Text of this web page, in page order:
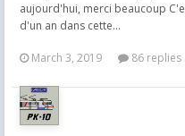
aujourd'hui, merci beaucoup
d'un an dans cette...
March 3, 2019 86 replies